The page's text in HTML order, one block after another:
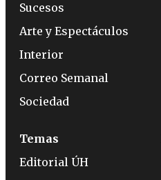
Sucesos
Arte y Espectáculos
Interior
Correo Semanal
Sociedad
Temas
Editorial ÚH